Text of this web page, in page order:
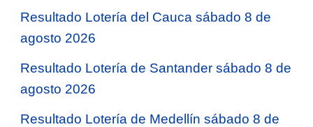
Resultado Lotería del Cauca sábado 8 de
agosto 2026
Resultado Lotería de Santander sábado 8 de
agosto 2026
Resultado Lotería de Medellín sábado 8 de